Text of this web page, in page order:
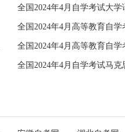
全国2024年4月自学考试大学
全国2024年4月高等教育自
全国2024年4月高等教育自
全国2024年4月自学考试马